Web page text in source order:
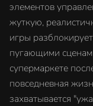
элементов
жуткую,
игры
пугающими
супермаркете
повседневная
захватывается